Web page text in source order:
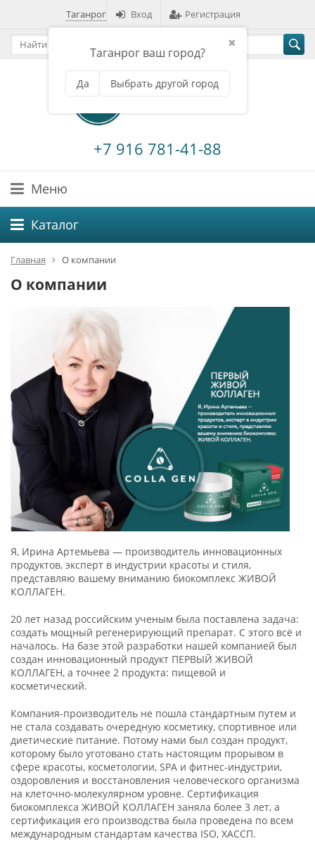
Таганрог
✖
Таганрог ваш город?
Да Выбрать другой город
Вход Регистрация
+7 916 781-41-88
Меню
Каталог
Главная О компании
О компании
Я, Ирина Артемьева — производитель инновационных
продуктов, эксперт в индустрии красоты и стиля,
представляю вашему вниманию биокомплекс ЖИВОЙ
КОЛЛАГЕН.
20 лет назад российским ученым была поставлена задача:
создать мощный регенерирующий препарат. С этого всё и
началось. На базе этой разработки нашей компанией был
создан инновационный продукт ПЕРВЫЙ ЖИВОЙ
КОЛЛАГЕН, а точнее 2 продукта: пищевой и
косметический.
Компания-производитель не пошла стандартным путем и
не стала создавать очередную косметику, спортивное или
диетические питание. Потому нами был создан продукт,
которому было уготовано стать настоящим прорывом в
сфере красоты, косметологии, SPA и фитнес-индустрии,
оздоровления и восстановления человеческого организма
на клеточно-молекулярном уровне. Сертификация
биокомплекса ЖИВОЙ КОЛЛАГЕН заняла более 3 лет, а
сертификация его производства была проведена по всем
международным стандартам качества ISO, ХАССП.